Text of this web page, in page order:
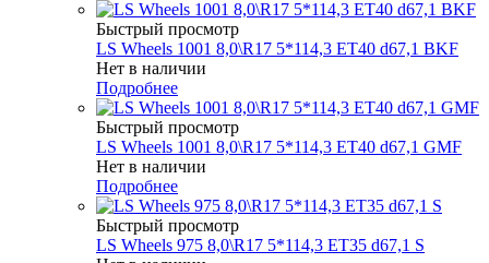
Быстрый просмотр
LS Wheels 1001 8,0\R17 5*114,3 ET40 d67,1 BKF
Нет в наличии
Подробнее
Быстрый просмотр
LS Wheels 1001 8,0\R17 5*114,3 ET40 d67,1 GMF
Нет в наличии
Подробнее
Быстрый просмотр
LS Wheels 975 8,0\R17 5*114,3 ET35 d67,1 S